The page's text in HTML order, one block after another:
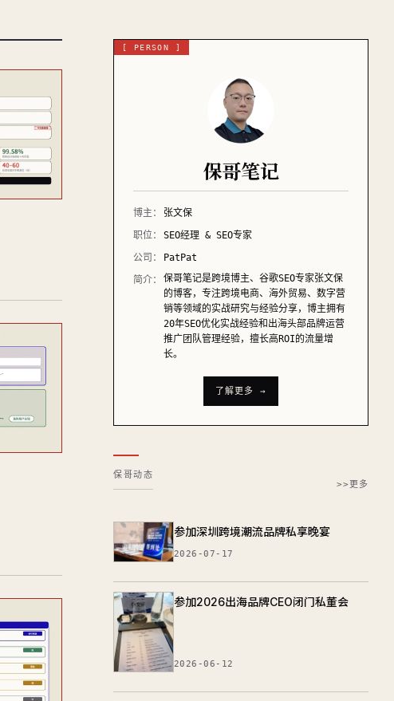
[ PERSON ]
保哥笔记
博主：
张文保
职位：
SEO经理 & SEO专家
公司：
PatPat
简介：
保哥笔记是跨境博主、谷歌SEO专家张文保
的博客，专注跨境电商、海外贸易、数字营
销等领域的实战研究与经验分享，博主拥有
20年SEO优化实战经验和出海头部品牌运营
推广团队管理经验，擅长高ROI的流量增
长。
了解更多 →
保哥动态
>>更多
参加深圳跨境潮流品牌私享晚宴
2026-07-17
参加2026出海品牌CEO闭门私董会
2026-06-12